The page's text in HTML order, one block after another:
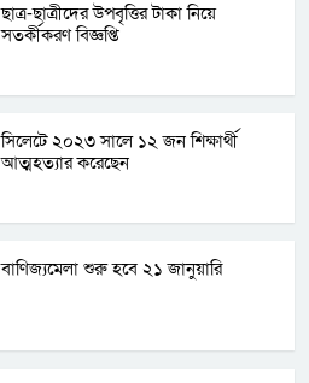
ছাত্র-ছাত্রীদের উপবৃত্তির টাকা নিয়ে
সতর্কীকরণ বিজ্ঞপ্তি
সিলেটে ২০২৩ সালে ১২ জন শিক্ষার্থী
আত্মহত্যার করেছেন
বাণিজ্যমেলা শুরু হবে ২১ জানুয়ারি